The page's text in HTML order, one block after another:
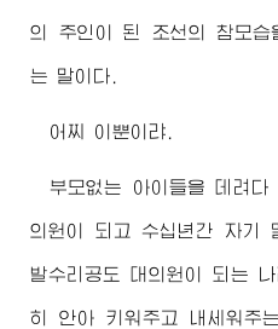
의 주인이 된 조선의 참모
는 말이다.
어찌 이뿐이랴.
부모없는 아이들을 데려
의원이 되고 수십년간 자기
발수리공도 대의원이 되는
히 안아 키워주고 내세워주